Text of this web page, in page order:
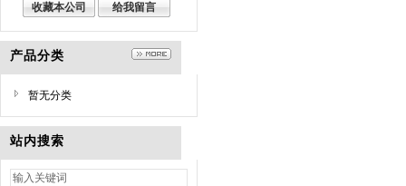
收藏本公司 给我留言
产品分类
暂无分类
站内搜索